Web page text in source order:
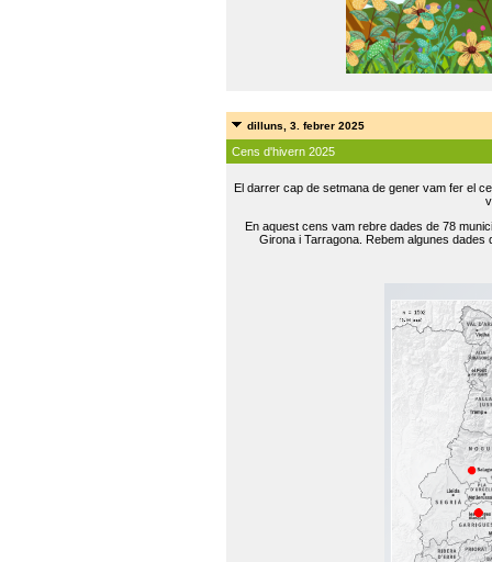
dilluns, 3. febrer 2025
Cens d'hivern 2025
El darrer cap de setmana de gener vam fer el
En aquest cens vam rebre dades de 78
Girona i Tarragona. Rebem algunes